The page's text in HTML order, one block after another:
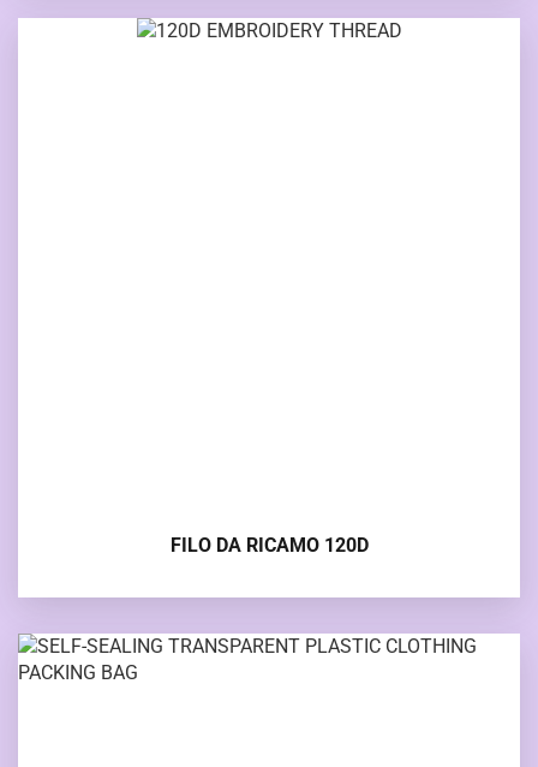
FILO DA RICAMO 120D